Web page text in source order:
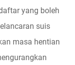
yang boleh
suis
masa hentian